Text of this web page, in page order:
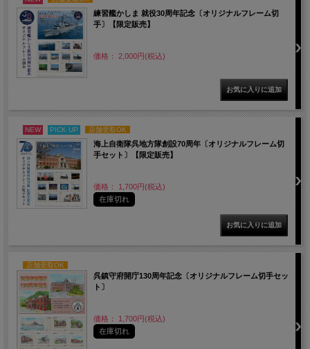
練習艦かしま 就役30周年記念〔オリジナルフレーム切
手〕【限定販売】
価格： 2,000円(税込)
NEW PICK UP 店舗受取OK
海上自衛隊呉地方隊創設70周年〔オリジナルフレーム切
手セット〕【限定販売】
価格： 1,700円(税込)
在庫切れ
店舗受取OK
呉鎮守府開庁130周年記念〔オリジナルフレーム切手セッ
ト〕
価格： 1,700円(税込)
在庫切れ